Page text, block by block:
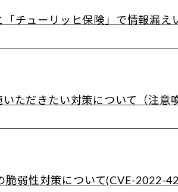
「チューリッヒ保険」で情報漏え
ただきたい対策について（注意
脆弱性対策について(CVE-2022-